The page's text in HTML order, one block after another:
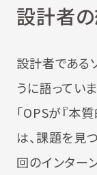
設計者
設計者である
うに語っていま
「OPSが『本
は、課題を見
回のインター